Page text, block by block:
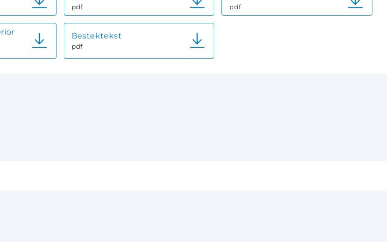
pdf pdf
Bestektekst
pdf